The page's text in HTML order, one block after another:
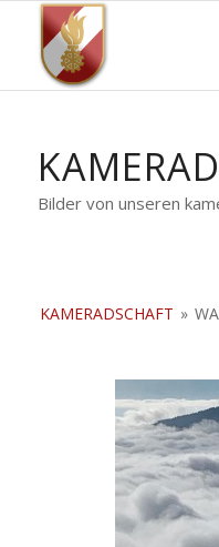
Bilder von unseren
KAMERADSCHAFT »